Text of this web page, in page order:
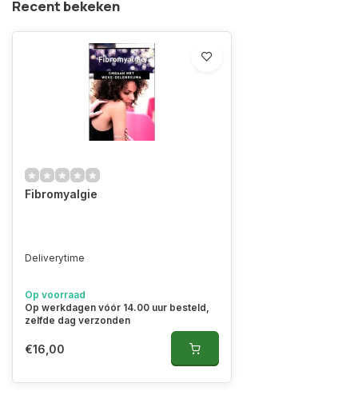
Recent bekeken
Fibromyalgie
Deliverytime
Op voorraad
Op werkdagen vóór 14.00 uur besteld,
zelfde dag verzonden
€16,00